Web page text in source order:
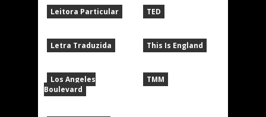
Leitora Particular
Letra Traduzida
Los Angeles
Boulevard
TED
This Is England
TMM